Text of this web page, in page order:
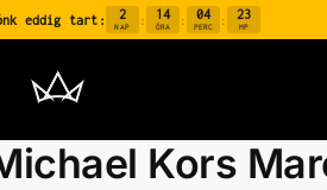
eddig tart: 2
NAP : 14
ÓRA : 04
PERC : 23
MP
Kors